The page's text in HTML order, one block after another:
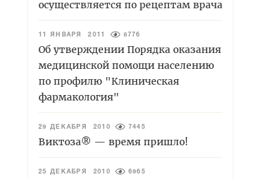
осуществляется по рецептам врача
11 ЯНВАРЯ 2011 8776
Об утверждении Порядка оказания
медицинской помощи населению
по профилю "Клиническая
фармакология"
29 ДЕКАБРЯ 2010 7445
Виктоза® — время пришло!
25 ДЕКАБРЯ 2010 6965